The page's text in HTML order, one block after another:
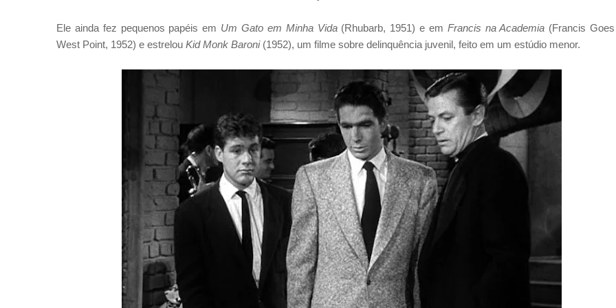
Ele ainda fez pequenos papéis em Um Gato em Minha Vida(Rhubarb, 1951) e em Francis na Academia (Francis
West Point, 1952) e estrelou Kid Monk Baroni (1952), um filme sobre delinquência juvenil, feito em um estúdio menor.